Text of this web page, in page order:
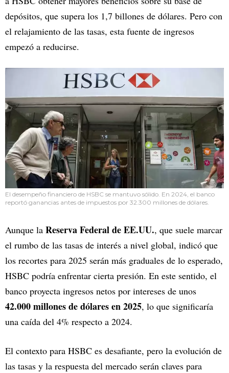
depósitos, que supera los 1,7 billones de dólares. Pero con
el relajamiento de las tasas, esta fuente de ingresos
empezó a reducirse.
El desempeño financiero de HSBC se mantuvo sólido. En 2024, el banco
reportó ganancias antes de impuestos por 32.300 millones de dólares.
Aunque la Reserva Federal de EE.UU., que suele marcar
el rumbo de las tasas de interés a nivel global, indicó que
los recortes para 2025 serán más graduales de lo esperado,
HSBC podría enfrentar cierta presión. En este sentido, el
banco proyecta ingresos netos por intereses de unos
42.000 millones de dólares en 2025, lo que significaría
una caída del 4% respecto a 2024.
El contexto para HSBC es desafiante, pero la evolución de
las tasas y la respuesta del mercado serán claves para